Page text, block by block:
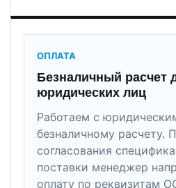
ОПЛАТА
Безналичный расчет
юридических лиц
Работаем с
безналичному расчету.
согласования
поставки менеджер
оплату по реквизитам